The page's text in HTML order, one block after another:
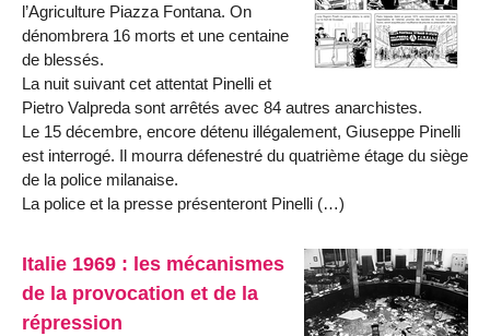
l’Agriculture Piazza Fontana. On
dénombrera 16 morts et une centaine
de blessés.
La nuit suivant cet attentat Pinelli et
Pietro Valpreda sont arrêtés avec 84 autres anarchistes.
Le 15 décembre, encore détenu illégalement, Giuseppe Pinelli
est interrogé. Il mourra défenestré du quatrième étage du siège
de la police milanaise.
La police et la presse présenteront Pinelli (…)
Italie 1969 : les mécanismes
de la provocation et de la
répression